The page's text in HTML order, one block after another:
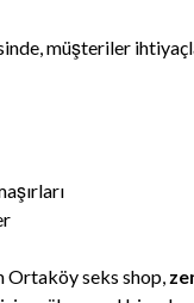
müşteriler
Ortaköy seks shop,